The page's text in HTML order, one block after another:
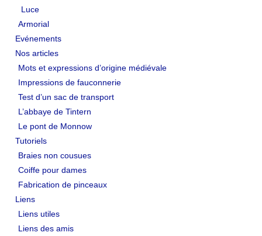
CHAMBRE PRIVÉE
Orga Andilly 2015
Luce
Armorial
Evénements
Nos articles
Mots et expressions d’origine médiévale
Impressions de fauconnerie
Test d’un sac de transport
L’abbaye de Tintern
Le pont de Monnow
Tutoriels
Braies non cousues
Coiffe pour dames
Fabrication de pinceaux
Liens
Liens utiles
Liens des amis